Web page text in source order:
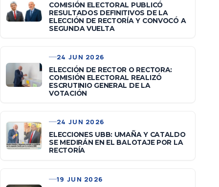
COMISIÓN ELECTORAL PUBLICÓ
RESULTADOS DEFINITIVOS DE LA
ELECCIÓN DE RECTORÍA Y CONVOCÓ A
SEGUNDA VUELTA
24 JUN 2026
ELECCIÓN DE RECTOR O RECTORA:
COMISIÓN ELECTORAL REALIZÓ
ESCRUTINIO GENERAL DE LA
VOTACIÓN
24 JUN 2026
ELECCIONES UBB: UMAÑA Y CATALDO
SE MEDIRÁN EN EL BALOTAJE POR LA
RECTORÍA
19 JUN 2026